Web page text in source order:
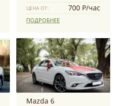
ЦЕНА ОТ: 700 Р/час
ПОДРОБНЕЕ
Mazda 6